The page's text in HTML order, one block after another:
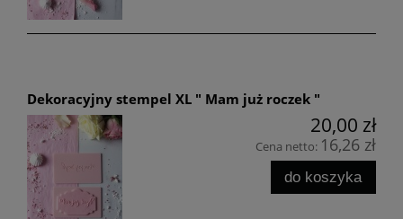
Dekoracyjny stempel XL " Mam już roczek "
20,00 zł
Cena netto: 16,26 zł
do koszyka